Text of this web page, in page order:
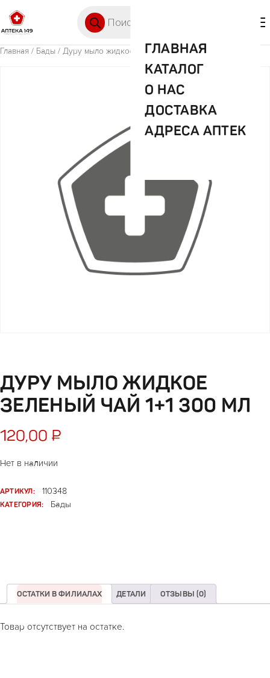
ГЛАВНАЯ
КАТАЛОГ
О НАС
ДОСТАВКА
АДРЕСА АПТЕК
Главная / Бады / Дуру мыло жидкое зеленый чай 1+1 300 мл
ДУРУ МЫЛО ЖИДКОЕ
ЗЕЛЕНЫЙ ЧАЙ 1+1 300 МЛ
120,00 ₽
Нет в наличии
АРТИКУЛ:
110348
КАТЕГОРИЯ:
Бады
ОСТАТКИ В ФИЛИАЛАХ ДЕТАЛИ ОТЗЫВЫ (0)
Товар отсутствует на остатке.